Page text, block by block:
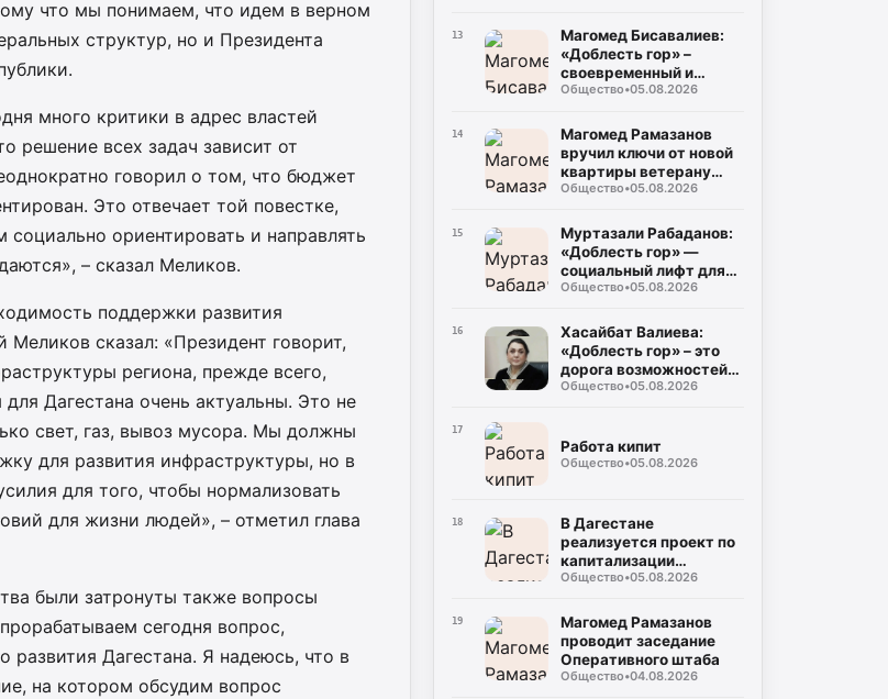
что мы понимаем, что идем в верном
структур, но и Президента
много критики в адрес властей
решение всех задач зависит от
говорил о том, что бюджет
Это отвечает той повестке,
ориентировать и направлять
– сказал Меликов.
поддержки развития
сказал: «Президент говорит,
региона, прежде всего,
Дагестана очень актуальны. Это не
свет, газ, вывоз мусора. Мы должны
для развития инфраструктуры, но в
для того, чтобы нормализовать
для жизни людей», – отметил глава
были затронуты также вопросы
сегодня вопрос,
развития Дагестана. Я надеюсь, что в
на котором обсудим вопрос
13
Магомед Бисавалиев:
«Доблесть гор» –
своевременный и
долгожданный ответ на
Общество•05.08.2026
14
Магомед Рамазанов
вручил ключи от новой
квартиры ветерану
Великой Отечественной
Багаудинову
Общество•05.08.2026
15
Муртазали Рабаданов:
«Доблесть гор» —
социальный лифт для
героев СВО
Общество•05.08.2026
16
Хасайбат Валиева:
«Доблесть гор» – это
дорога возможностей
для героев,
Общество•05.08.2026
17
Работа кипит
Общество•05.08.2026
18
В Дагестане
реализуется проект по
капитализации
территорий
Общество•05.08.2026
19
Магомед Рамазанов
проводит заседание
Оперативного штаба
Общество•04.08.2026